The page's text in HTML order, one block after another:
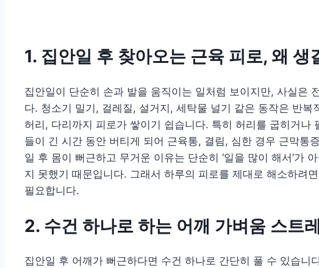
1. 집안일 후 찾아오는 근육 피로, 왜 생
집안일이 단순히 손과 발을 움직이는 일처럼 보이지만, 사실은
다. 청소기 밀기, 걸레질, 설거지, 세탁물 널기 같은 동작은 반복
허리, 다리까지 피로가 쌓이기 쉽습니다. 특히 허리를 굽히거나
들이 긴 시간 동안 버티게 되어 근육통, 결림, 심한 경우 근막통
일 후 몸이 뻐근하고 무거운 이유는 단순히 ‘일을 많이 해서’가
지 못했기 때문입니다. 그래서 하루의 피로를 제대로 해소하려
필요합니다.
2. 수건 하나로 하는 어깨 가벼움 스트
집안일 후 어깨가 뻐근하다면 수건 하나로 간단히 풀 수 있습니